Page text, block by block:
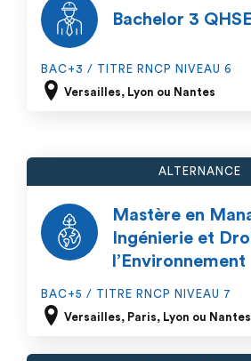
Bachelor 3 QHSE
BAC+3 / TITRE RNCP NIVEAU 6
Versailles, Lyon ou Nantes
ALTERNANCE
Mastère en
Ingénierie et
l’Environnement
BAC+5 / TITRE RNCP NIVEAU 7
Versailles, Paris, Lyon ou Nantes